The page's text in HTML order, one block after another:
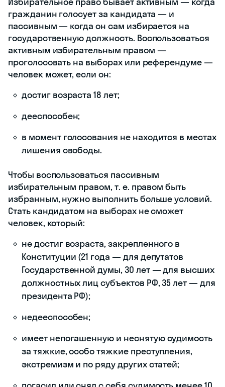
только один голос, все
голоса равноценны
Тайна
голосования
Решение избирателя не
должно быть известно
никому
Прямые
выборы
Каждый избиратель сам
решает, за какого
конкретного кандидата
голосовать
— когда гражданин голосует за
кандидата — и пассивным — когда он
должность. Воспользоваться активным
избирательным правом —
проголосовать на выборах или
референдуме — человек может, если
он:
достиг возраста 18 лет;
дееспособен;
в момент голосования не находится
в местах лишения свободы.
Чтобы воспользоваться пассивным
избирательным правом, т. е. правом
быть избранным, нужно выполнить
больше условий. Стать кандидатом на
выборах не сможет человек, который: